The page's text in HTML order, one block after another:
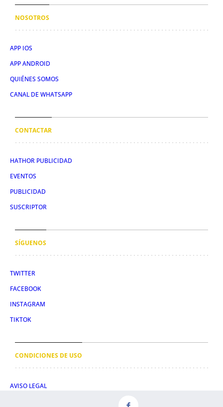
NOSOTROS
APP IOS
APP ANDROID
QUIÉNES SOMOS
CANAL DE WHATSAPP
CONTACTAR
HATHOR PUBLICIDAD
EVENTOS
PUBLICIDAD
SUSCRIPTOR
SÍGUENOS
TWITTER
FACEBOOK
INSTAGRAM
TIKTOK
CONDICIONES DE USO
AVISO LEGAL